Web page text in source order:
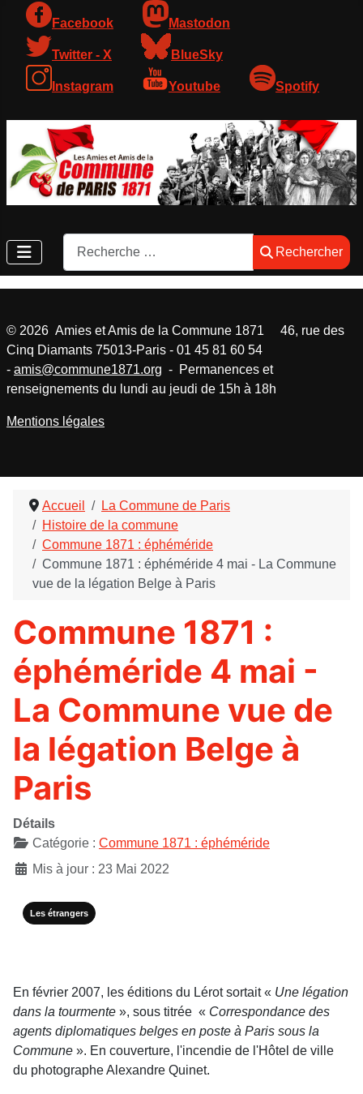
Facebook Mastodon
Twitter - X BlueSky
Instagram Youtube Spotify
Rechercher
Rechercher
Accueil
La Commune de Paris
Histoire de la commune
Commune 1871 : éphéméride
Commune 1871 : éphéméride 4 mai - La Commune
vue de la légation Belge à Paris
Commune 1871 :
éphéméride 4 mai -
La Commune vue de
la légation Belge à
Paris
Détails
Catégorie : Commune 1871 : éphéméride
Mis à jour : 23 Mai 2022
Les étrangers
En février 2007, les éditions du Lérot sortait « Une légation
dans la tourmente », sous titrée « Correspondance des
agents diplomatiques belges en poste à Paris sous la
Commune ». En couverture, l'incendie de l'Hôtel de ville
du photographe Alexandre Quinet.
© 2026 Amies et Amis de la Commune 1871 46, rue des
Cinq Diamants 75013-Paris - 01 45 81 60 54
- amis@commune1871.org - Permanences et
renseignements du lundi au jeudi de 15h à 18h
Mentions légales